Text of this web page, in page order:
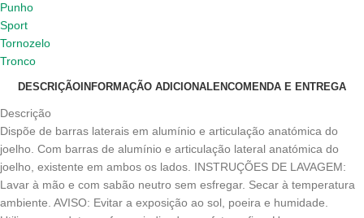
Punho
Sport
Tornozelo
Tronco
DESCRIÇÃO INFORMAÇÃO ADICIONALENCOMENDA E ENTREGA
Descrição
Dispõe de barras laterais em alumínio e articulação anatómica do
joelho. Com barras de alumínio e articulação lateral anatómica do
joelho, existente em ambos os lados. INSTRUÇÕES DE LAVAGEM:
Lavar à mão e com sabão neutro sem esfregar. Secar à temperatura
ambiente. AVISO: Evitar a exposição ao sol, poeira e humidade.